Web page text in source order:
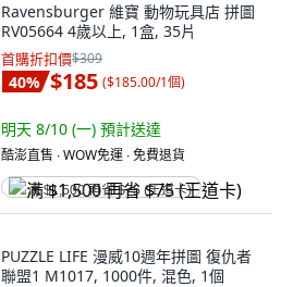
Ravensburger 維寶 動物玩具店 拼圖
RV05664 4歲以上, 1盒, 35片
首購折扣價$309
40% $185 ($185.00/1個)
明天 8/10 (一) 預計送達
酷澎直售 ∙ WOW免運 ∙ 免費退貨
满 $1,500 再省 $75 (王道卡)
PUZZLE LIFE 漫威10週年拼圖 復仇者
聯盟1 M1017, 1000件, 混色, 1個